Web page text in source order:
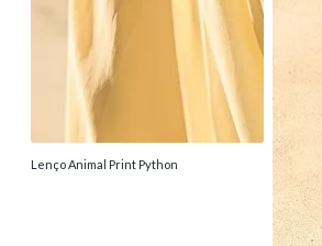
Lenço Animal Print Python